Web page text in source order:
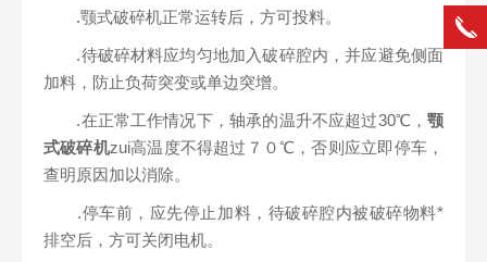
.颚式破碎机正常运转后，方可投料。
.待破碎材料应均匀地加入破碎腔内，并应避免侧面
加料，防止负荷突变或单边突增。
.在正常工作情况下，轴承的温升不应超过30℃， 颚
式破碎机zui高温度不得超过７０℃，否则应立即停车，
查明原因加以消除。
.停车前，应先停止加料，待破碎腔内被破碎物料*
排空后，方可关闭电机。